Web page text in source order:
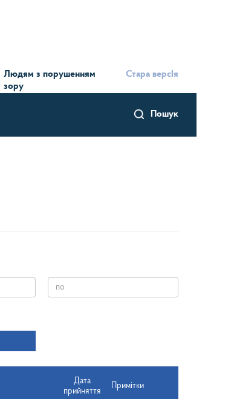
Людям з порушенням
зору
Стара версІя
Пошук
Дата
прийняття
Примітки